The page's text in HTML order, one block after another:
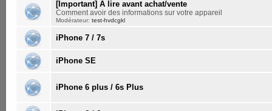
[Important] A lire avant achat/vente
Comment avoir des informations sur votre appareil
Modérateur:test-hvdcgkl
iPhone 7 / 7s
iPhone SE
iPhone 6 plus / 6s Plus